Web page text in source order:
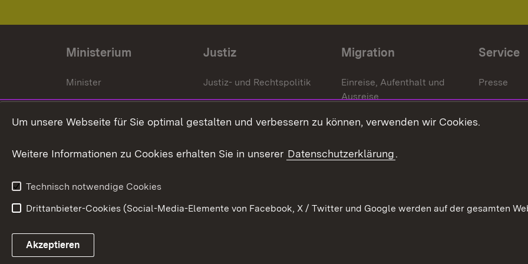
Ministerium
Minister
Staatssekrektär
Ministerialdirektorin
Organigramm
Justiz
Justiz- und Rechtspolitik
Gerichte und
Staatsanwaltschaften
Migration
Einreise, Aufenthalt und
Ausreise
Asylbewerber und
Erlasse und
Service
Presse
Link zum Landesportal
Um unsere Webseite für Sie optimal gestalten und verbessern zu können, verwenden wir Cookies.
Weitere Informationen zu Cookies erhalten Sie in unserer Datenschutzerklärung.
Technisch notwendige Cookies
Drittanbieter-Cookies (Social-Media-Elemente von Facebook, X / Twitter und Google werden auf der gesamten
Akzeptieren